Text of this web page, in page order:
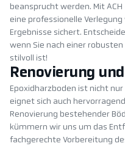
beansprucht werden. Mit
eine professionelle
Ergebnisse sichert.
wenn Sie nach einer
stilvoll ist!
Renovierung
Epoxidharzboden ist nicht
eignet sich auch
Renovierung bestehender
kümmern wir uns um das
fachgerechte Vorbereitung